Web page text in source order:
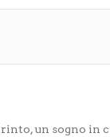
un sogno in